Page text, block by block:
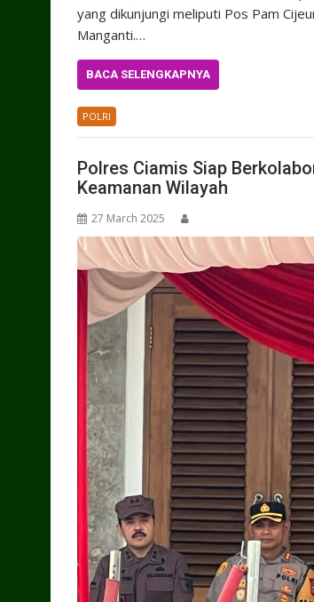
yang dikunjungi meliputi Pos Pam
Manganti.…
BACA SELENGKAPNYA
POLRI
Polres Ciamis Siap
Keamanan Wilayah
27 March 2025